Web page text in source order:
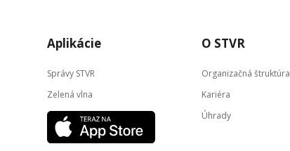
Aplikácie
Správy STVR
Zelená vlna
O STVR
Organizačná štruktúra
Kariéra
Úhrady